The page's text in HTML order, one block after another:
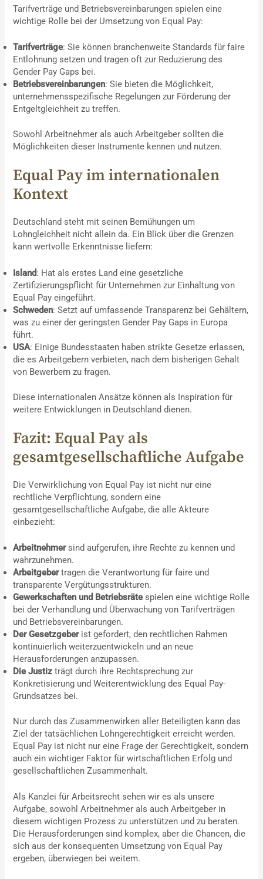
Tarifverträge und Betriebsvereinbarungen spielen eine
wichtige Rolle bei der Umsetzung von Equal Pay:
Tarifverträge: Sie können branchenweite Standards für faire
Entlohnung setzen und tragen oft zur Reduzierung des
Gender Pay Gaps bei.
Betriebsvereinbarungen: Sie bieten die Möglichkeit,
unternehmensspezifische Regelungen zur Förderung der
Entgeltgleichheit zu treffen.
Sowohl Arbeitnehmer als auch Arbeitgeber sollten die
Möglichkeiten dieser Instrumente kennen und nutzen.
Equal Pay im internationalen
Kontext
Deutschland steht mit seinen Bemühungen um
Lohngleichheit nicht allein da. Ein Blick über die Grenzen
kann wertvolle Erkenntnisse liefern:
Island: Hat als erstes Land eine gesetzliche
Zertifizierungspflicht für Unternehmen zur Einhaltung von
Equal Pay eingeführt.
Schweden: Setzt auf umfassende Transparenz bei Gehältern,
was zu einer der geringsten Gender Pay Gaps in Europa
führt.
USA: Einige Bundesstaaten haben strikte Gesetze erlassen,
die es Arbeitgebern verbieten, nach dem bisherigen Gehalt
von Bewerbern zu fragen.
Diese internationalen Ansätze können als Inspiration für
weitere Entwicklungen in Deutschland dienen.
Fazit: Equal Pay als
gesamtgesellschaftliche Aufgabe
Die Verwirklichung von Equal Pay ist nicht nur eine
rechtliche Verpflichtung, sondern eine
gesamtgesellschaftliche Aufgabe, die alle Akteure
einbezieht:
Arbeitnehmersind aufgerufen, ihre Rechte zu kennen und
wahrzunehmen.
Arbeitgebertragen die Verantwortung für faire und
transparente Vergütungsstrukturen.
Gewerkschaften und Betriebsrätespielen eine wichtige Rolle
bei der Verhandlung und Überwachung von Tarifverträgen
und Betriebsvereinbarungen.
Der Gesetzgeberist gefordert, den rechtlichen Rahmen
kontinuierlich weiterzuentwickeln und an neue
Herausforderungen anzupassen.
Die Justiz trägt durch ihre Rechtsprechung zur
Konkretisierung und Weiterentwicklung des Equal Pay-
Grundsatzes bei.
Nur durch das Zusammenwirken aller Beteiligten kann das
Ziel der tatsächlichen Lohngerechtigkeit erreicht werden.
Equal Pay ist nicht nur eine Frage der Gerechtigkeit, sondern
auch ein wichtiger Faktor für wirtschaftlichen Erfolg und
gesellschaftlichen Zusammenhalt.
Als Kanzlei für Arbeitsrecht sehen wir es als unsere
Aufgabe, sowohl Arbeitnehmer als auch Arbeitgeber in
diesem wichtigen Prozess zu unterstützen und zu beraten.
Die Herausforderungen sind komplex, aber die Chancen, die
sich aus der konsequenten Umsetzung von Equal Pay
ergeben, überwiegen bei weitem.